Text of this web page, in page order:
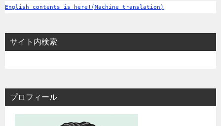
English contents is here!(Machine translation)
サイト内検索
プロフィール